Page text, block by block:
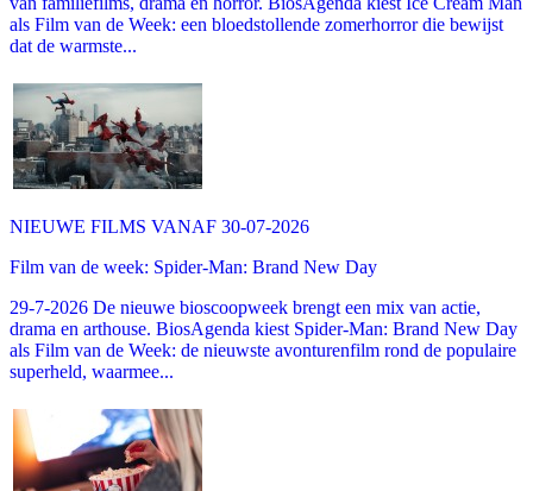
als Film van de Week: een bloedstollende zomerhorror die bewijst
dat de warmste...
NIEUWE FILMS VANAF 30-07-2026
Film van de week: Spider-Man: Brand New Day
29-7-2026 De nieuwe bioscoopweek brengt een mix van actie,
drama en arthouse. BiosAgenda kiest Spider-Man: Brand New Day
als Film van de Week: de nieuwste avonturenfilm rond de populaire
superheld, waarmee...